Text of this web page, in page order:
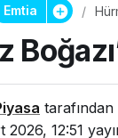
Emtia
tarafından
2026, 12:51